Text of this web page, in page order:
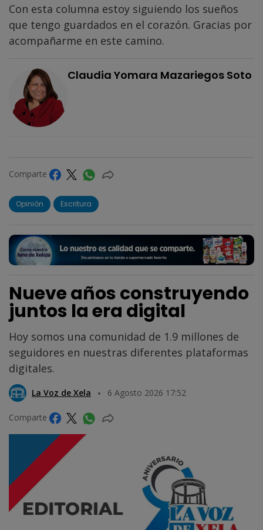
Con esta columna estoy siguiendo los sueños
que tengo guardados en el corazón. Gracias por
acompañarme en este camino.
Claudia Yomara Mazariegos Soto
Comparte
Opinión Escritura
Nueve años construyendo
juntos la era digital
Hoy somos una comunidad de 1.9 millones de
seguidores en nuestras diferentes plataformas
digitales.
La Voz de Xela 6 Agosto 2026 17:52
Comparte